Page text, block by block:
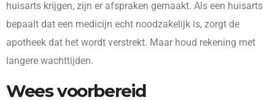
huisarts krijgen, zijn er afspraken gemaakt. Als een huisarts
bepaalt dat een medicijn echt noodzakelijk is, zorgt de
apotheek dat het wordt verstrekt. Maar houd rekening met
langere wachttijden.
Wees voorbereid